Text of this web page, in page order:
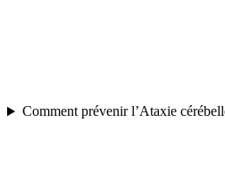
Comment prévenir l’Ataxie